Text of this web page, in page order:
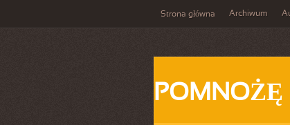
Strona główna Archiwum
POMNOŻĘ